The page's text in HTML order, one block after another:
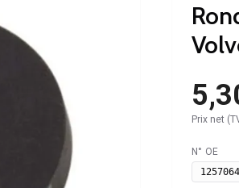
Prix net
Disponible
N° OE